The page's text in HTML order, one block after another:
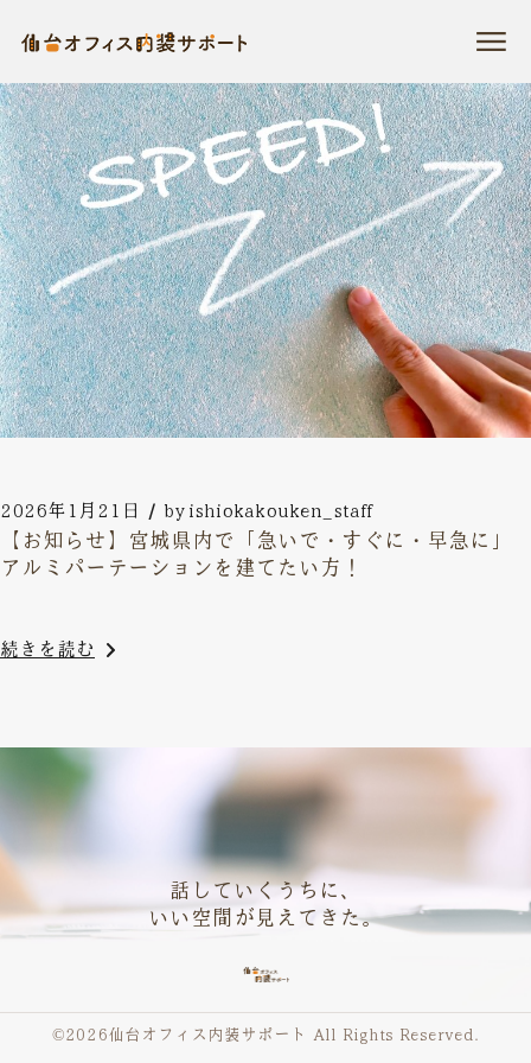
ツ
に
ス
キ
ッ
プ
2026年1月21日 by ishiokakouken_staff
【お知らせ】宮城県内で「急いで・すぐに・早急に」
アルミパーテーションを建てたい方！
続きを読む
話していくうちに、
いい空間が見えてきた。
©︎2026仙台オフィス内装サポート All Rights Reserved.